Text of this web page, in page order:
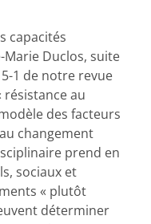
capacités
Marie Duclos, suite
1 de notre revue
résistance au
des facteurs
changement
prend en
sociaux et
« plutôt
déterminer